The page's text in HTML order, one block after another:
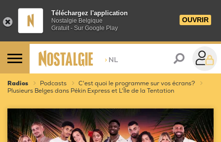
Téléchargez l'application
Nostalgie Belgique
Gratuit - Sur Google Play
OUVRIR
> NL
Radios Podcasts
C'est quoi le programme sur vos écrans?
Plusieurs Belges dans Pékin Express et L'Île de la Tentation